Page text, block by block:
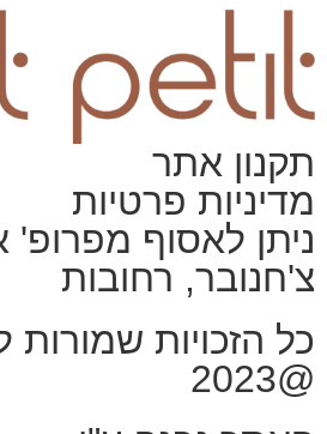
תקנון אתר
מדיניות פרטיות
ניתן לאסוף מפרופ'
צ'חנובר, רחובות
כל הזכויות
@2023